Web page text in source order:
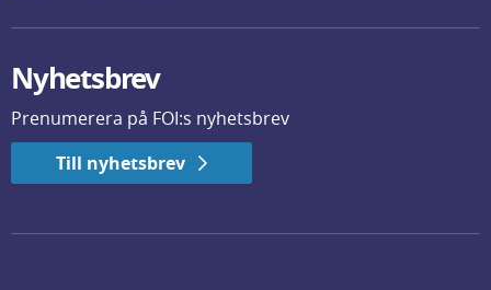
Nyhetsbrev
Prenumerera på FOI:s nyhetsbrev
Till nyhetsbrev